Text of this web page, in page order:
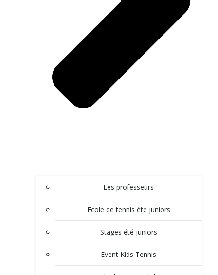
Les professeurs
Ecole de tennis été juniors
Stages été juniors
Event Kids Tennis